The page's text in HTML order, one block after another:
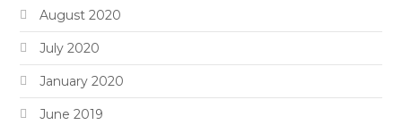
August 2020
July 2020
January 2020
June 2019